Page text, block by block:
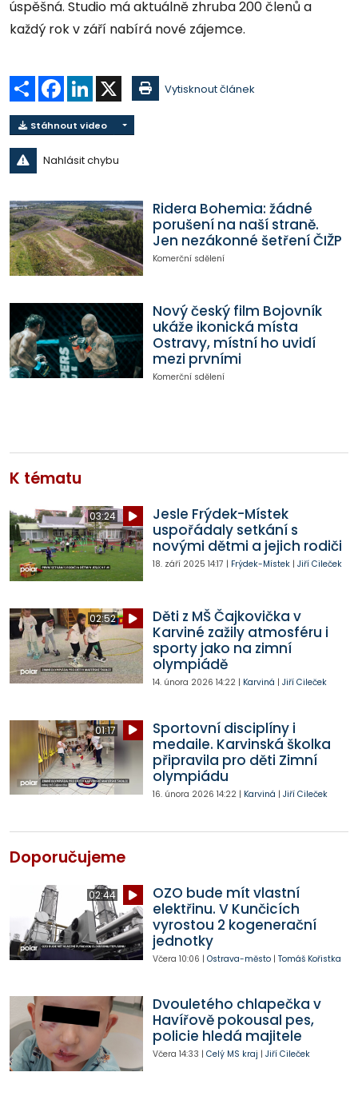
úspěšná. Studio má aktuálně zhruba 200 členů a
každý rok v září nabírá nové zájemce.
Sdílet Facebook
LinkedIn Vytisknout článek
Stáhnout video
Nahlásit chybu
Ridera Bohemia: žádné
porušení na naší straně.
Jen nezákonné šetření ČIŽP
Komerční sdělení
Nový český film Bojovník
ukáže ikonická místa
Ostravy, místní ho uvidí
mezi prvními
Komerční sdělení
K tématu
03:24
Jesle Frýdek-Místek
uspořádaly setkání s
novými dětmi a jejich rodiči
18. září 2025 14:17 | Frýdek-Místek| Jiří Cileček
02:52
Děti z MŠ Čajkovička v
Karviné zažily atmosféru i
sporty jako na zimní
olympiádě
14. února 2026 14:22| Karviná | Jiří Cileček
01:17
Sportovní disciplíny i
medaile. Karvinská školka
připravila pro děti Zimní
olympiádu
16. února 2026 14:22| Karviná | Jiří Cileček
Doporučujeme
02:44
OZO bude mít vlastní
elektřinu. V Kunčicích
vyrostou 2 kogenerační
jednotky
Včera 10:06 | Ostrava-město| Tomáš Kořistka
Dvouletého chlapečka v
Havířově pokousal pes,
policie hledá majitele
Včera 14:33 | Celý MS kraj | Jiří Cileček